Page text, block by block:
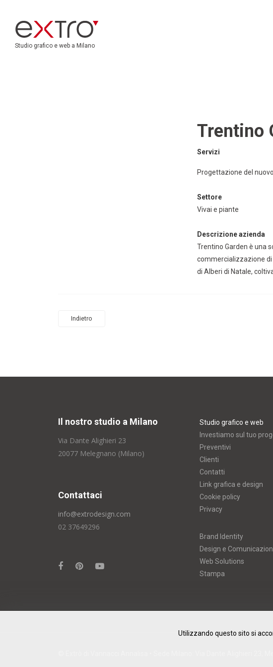
Studio grafico e web a Milano
Trentino
Servizi
Progettazione del
Settore
Vivai e piante
Descrizione azienda
Trentino Garden è una
commercializzazione
di Alberi di Natale,
Indietro
Il nostro studio a Milano
Via Dante Alighieri 23
20077 Melegnano (Milano)
Contattaci
info@extrodesign.com
02 37649296
Studio grafico e web
Investiamo sul tuo
Preventivi
Clienti
Contatti
Link grafica e design
Cookie policy
Privacy
Brand Identity
Design e
Web Solutions
Stampa
© Extrò di Vannacci Annalisa • Sede Milano: Via Dante Alighieri 23,
Utilizzando questo sito si